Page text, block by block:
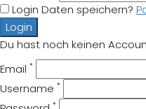
Login Daten speichern?
Login
Du hast noch keinen
Email *
Username *
*